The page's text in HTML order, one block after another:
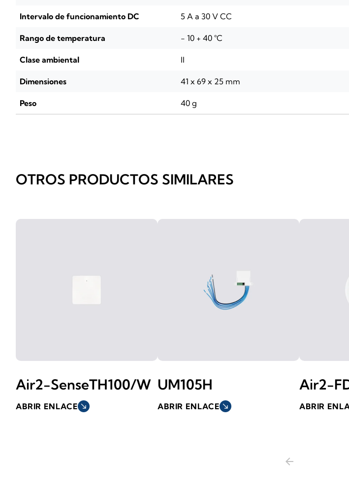
Intervalo de funcionamiento DC 5 A a 30 V CC
Rango de temperatura - 10 + 40 °C
Clase ambiental II
Dimensiones 41 x 69 x 25 mm
Peso 40 g
OTROS PRODUCTOS SIMILARES
Air2-SenseTH100/W
ABRIR ENLACE south_east
UM105H
ABRIR ENLACE south_east
Air2-
ABRIR
arrow_back